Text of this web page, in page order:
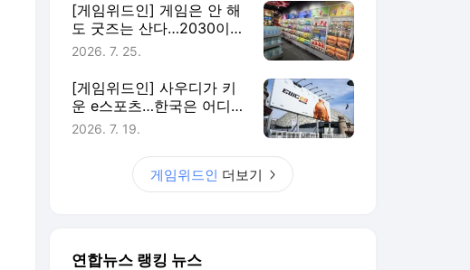
[게임위드인] 게임은 안 해
도 굿즈는 산다…2030이
게임에 남는 법
2026. 7. 25.
[게임위드인] 사우디가 키
운 e스포츠…한국은 어디에
있나
2026. 7. 19.
게임위드인 더보기
연합뉴스 랭킹 뉴스